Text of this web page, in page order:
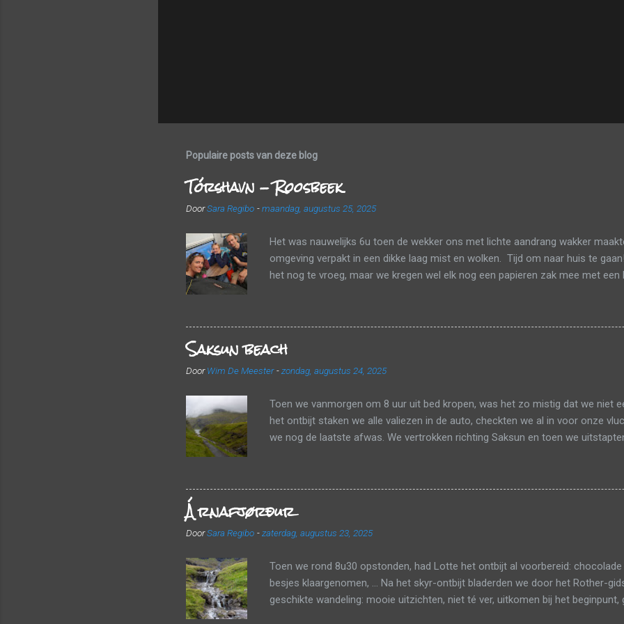
Populaire posts van deze blog
Tórshavn - Roosbeek
DoorSara Regibo -maandag, augustus 25, 2025
Het was nauwelijks 6u toen de wekker ons met lichte aandrang wakker
omgeving verpakt in een dikke laag mist en wolken. Tijd om naar huis te
het nog te vroeg, maar we kregen wel elk nog een papieren zak mee met
luchthaven bestaat uit één enkele terminal en er was één rij om aan te
valiezen waren verlost, gingen we nog magneten en een breiboek kopen en
vlot door de veiligheidscontrole. Het zicht was gelukkig goed genoeg om op
vertrekken. Nu ja, we hadden wel meer dan tijd genoeg in Parijs om de TGV
Saksun beach
DoorWim De Meester -zondag, augustus 24, 2025
Toen we vanmorgen om 8 uur uit bed kropen, was het zo mistig dat we niet
het ontbijt staken we alle valiezen in de auto, checkten we al in voor onze
we nog de laatste afwas. We vertrokken richting Saksun en toen we
bergen te kunnen zien. In de verte zagen we het meer. Toen we dicht bij de
een heleboel stenen in. Bij het meer liepen we op het strand. Bij hoogtij kan
aangezien het bijna laagtij was, konden wij nog een hele eind verder
konden we nog een laatste keer genieten van de mooie uitzichten. Daarna
Árnafjørður
DoorSara Regibo -zaterdag, augustus 23, 2025
Toen we rond 8u30 opstonden, had Lotte het ontbijt al voorbereid: chocolade
besjes klaargenomen, ... Na het skyr-ontbijt bladerden we door het Rother-
geschikte wandeling: mooie uitzichten, niet té ver, uitkomen bij het beginpunt,